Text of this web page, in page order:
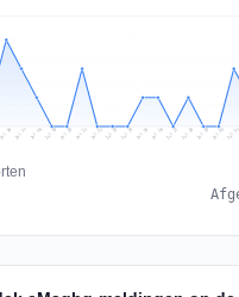
Jul 16 Jul 17 Jul 18 Jul 19 Jul 20 Jul 21 Jul 22 Jul 23 Jul 24 Jul 25 Jul 26 Jul 27 Jul 28 Jul 29 Jul 30 Jul 31